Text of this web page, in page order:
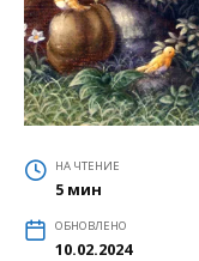
НА ЧТЕНИЕ
5 мин
ОБНОВЛЕНО
10.02.2024